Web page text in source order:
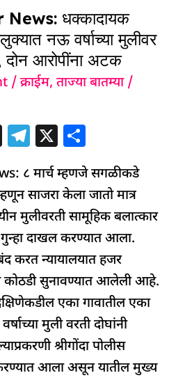
धक्कादायक
नऊ वर्षाच्या मुलीवर
दोन आरोपींना अटक
/क्राईम,ताज्या बातम्या/
T
re
a
d
s
T
e
g
ra
m
X
ar
e
८ मार्च म्हणजे सगळीकडे
साजरा केला जातो मात्र
मुलीवरती सामूहिक बलात्कार
गुन्हा दाखल करण्यात आला.
करत न्यायालयात हजर
कोठडी सुनावण्यात आलेली आहे.
एका गावातील एका
मुली वरती दोघांनी
श्रीगोंदा पोलीस
आला असून यातील मुख्य